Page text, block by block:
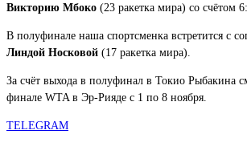
Викторию Мбоко (23 ракетка мира) со счётом
В полуфинале наша спортсменка встретится с
Линдой Носковой (17 ракетка мира).
За счёт выхода в полуфинал в Токио Рыбакина
финале WTA в Эр-Рияде с 1 по 8 ноября.
TELEGRAM